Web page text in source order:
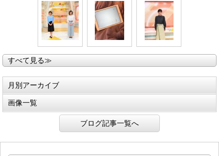
すべて見る≫
月別アーカイブ
画像一覧
ブログ記事一覧へ